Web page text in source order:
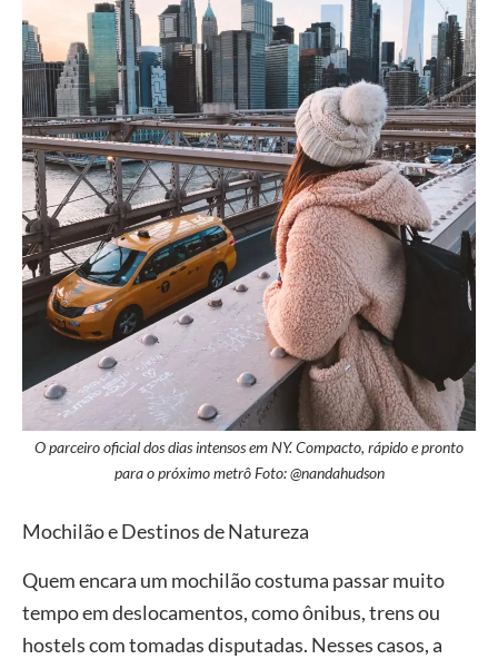
O parceiro oficial dos dias intensos em NY. Compacto, rápido e pronto
para o próximo metrô Foto: @nandahudson
Mochilão e Destinos de Natureza
Quem encara um mochilão costuma passar muito
tempo em deslocamentos, como ônibus, trens ou
hostels com tomadas disputadas. Nesses casos, a